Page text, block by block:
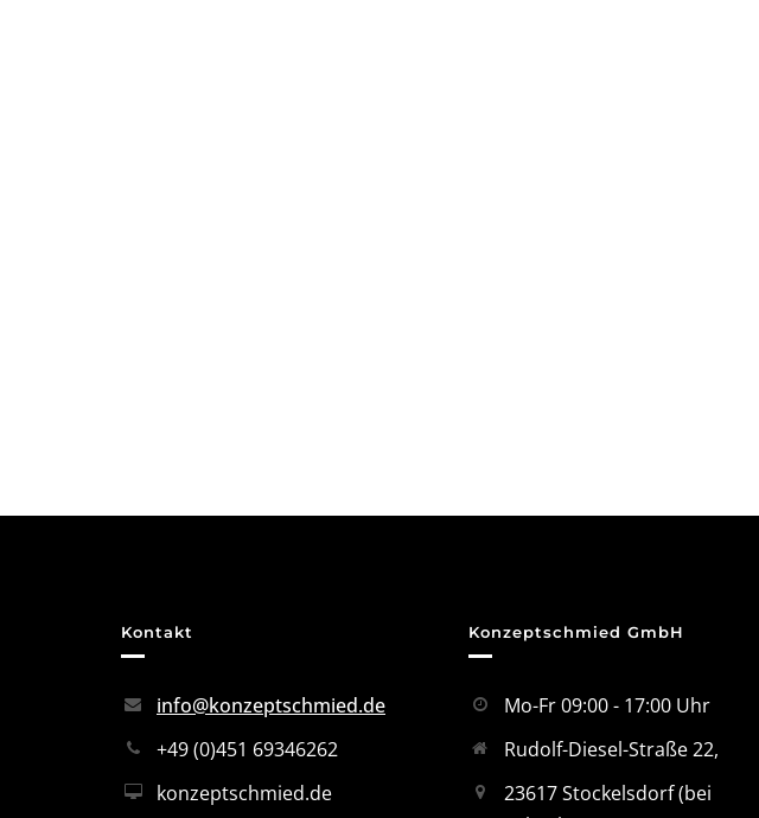
Kontakt
info@konzeptschmied.de
+49 (0)451 69346262
konzeptschmied.de
Konzeptschmied GmbH
Mo-Fr 09:00 - 17:00 Uhr
Rudolf-Diesel-Straße 22,
23617 Stockelsdorf (bei